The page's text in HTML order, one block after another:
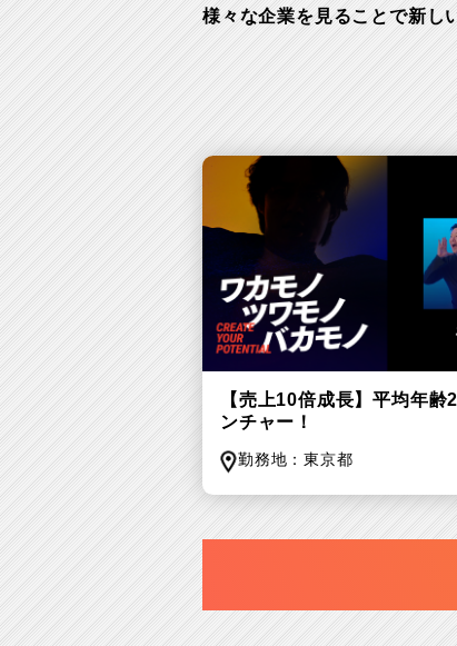
様々な企業を見ることで新し
【売上10倍成長】平均年
ンチャー！
勤務地：東京都